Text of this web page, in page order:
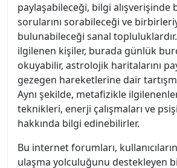
paylaşabileceği, bilgi alışverişinde
sorularını sorabileceği ve
bulunabileceği sanal
ilgilenen kişiler, burada günlük
okuyabilir, astrolojik haritalarını
gezegen hareketlerine dair
Aynı şekilde, metafizikle
teknikleri, enerji çalışmaları ve
hakkında bilgi edinebilirler.
Bu internet forumları,
ulaşma yolculuğunu destekleyen